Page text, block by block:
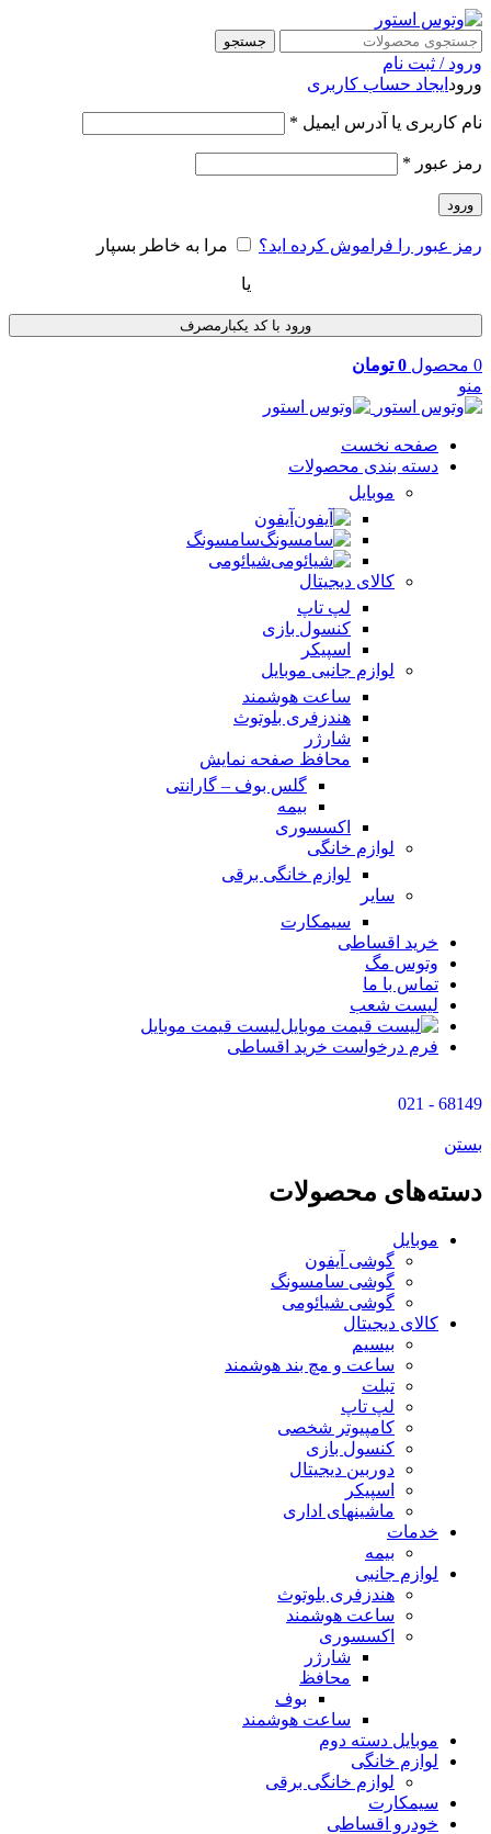
جستجو
ورود / ثبت نام
ورود ایجاد حساب کاربری
نام کاربری یا آدرس ایمیل *
رمز عبور *
ورود
رمز عبور را فراموش کرده اید؟ مرا به خاطر بسپار
یا
ورود با کد یکبارمصرف
0 محصول 0 تومان
منو
صفحه نخست
دسته بندی محصولات
موبایل
آیفون
سامسونگ
شیائومی
کالای دیجیتال
لپ تاپ
کنسول بازی
اسپیکر
لوازم جانبی موبایل
ساعت هوشمند
هندزفری بلوتوث
شارژر
محافظ صفحه نمایش
گلس بوف – گارانتی
بیمه
اکسسوری
لوازم خانگی
لوازم خانگی برقی
سایر
سیمکارت
خرید اقساطی
وتوس مگ
تماس با ما
لیست شعب
لیست قیمت موبایل
فرم درخواست خرید اقساطی
68149 - 021
بستن
دسته‌های محصولات
موبایل
گوشی آیفون
گوشی سامسونگ
گوشی شیائومی
کالای دیجیتال
بیسیم
ساعت و مچ بند هوشمند
تبلت
لپ تاپ
کامپیوتر شخصی
کنسول بازی
دوربین دیجیتال
اسپیکر
ماشینهای اداری
خدمات
بیمه
لوازم جانبی
هندزفری بلوتوث
ساعت هوشمند
اکسسوری
شارژر
محافظ
بوف
ساعت هوشمند
موبایل دسته دوم
لوازم خانگی
لوازم خانگی برقی
سیمکارت
خودرو اقساطی